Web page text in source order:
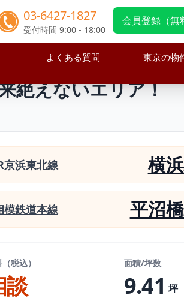
03-6427-1827
受付時間 9:00 - 18:00
会員登録（無
よくある質問 東京の物
至近！昼夜問わず往来絶えないエリア！
絶えないエリア！
京浜東北線 横
模鉄道本線 平沼
税込）
談
面積/坪数
9.41 坪